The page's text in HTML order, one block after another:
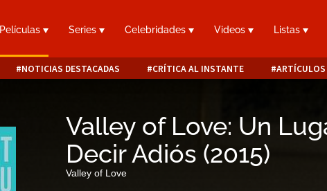
Películas Series Celebridades Videos Listas
NOTICIAS DESTACADAS CRÍTICA AL INSTANTE
Valley of Love: Un
Decir Adiós (2015)
Valley of Love